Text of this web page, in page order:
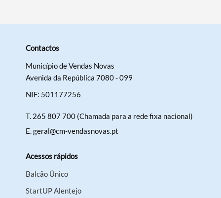
Contactos
Município de Vendas Novas
Avenida da República 7080 - 099
NIF: 501177256
T. 265 807 700 (Chamada para a rede fixa nacional)
E.geral@cm-vendasnovas.pt
Acessos rápidos
Balcão Único
StartUP Alentejo